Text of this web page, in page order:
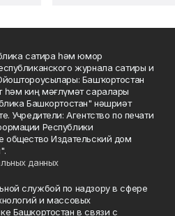
сатира һәм юмор
журнала сатиры и
Башҡортостан
һәм киң мәғлүмәт саралары
Башкортостан" нәшриәт
Учредители: Агентство по печати
Республики
общество Издательский дом
данных
службой по надзору в сфере
и массовых
Башкортостан в связи с